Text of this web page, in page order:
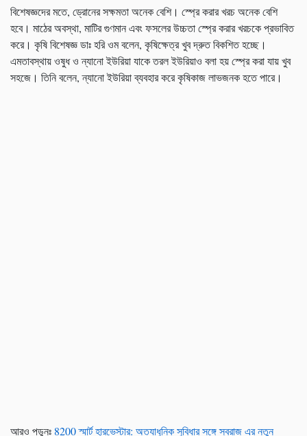
বিশেষজ্ঞদের মতে, ড্রোনের সক্ষমতা অনেক বেশি। স্প্রে করার খরচ অনেক বেশি
হবে। মাঠের অবস্থা, মাটির গুণমান এবং ফসলের উচ্চতা স্প্রে করার খরচকে প্রভাবিত
করে। কৃষি বিশেষজ্ঞ ডাঃ হরি ওম বলেন, কৃষিক্ষেত্র খুব দ্রুত বিকশিত হচ্ছে।
এমতাবস্থায় ওষুধ ও ন্যানো ইউরিয়া যাকে তরল ইউরিয়াও বলা হয় স্প্রে করা যায় খুব
সহজে। তিনি বলেন, ন্যানো ইউরিয়া ব্যবহার করে কৃষিকাজ লাভজনক হতে পারে।
আরও পড়ুনঃ 8200 স্মার্ট হারভেস্টার: অত্যাধুনিক সুবিধার সঙ্গে স্বরাজ এর নতুন